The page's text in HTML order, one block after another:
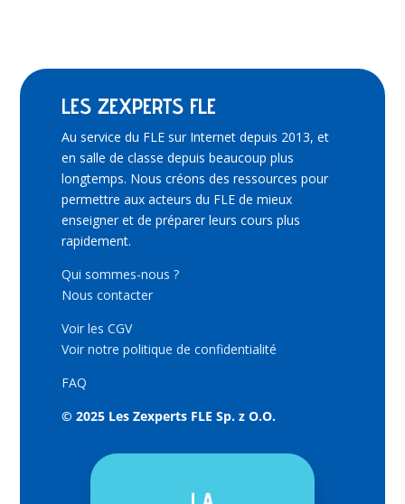
LES ZEXPERTS FLE
Au service du FLE sur Internet depuis 2013, et
en salle de classe depuis beaucoup plus
longtemps. Nous créons des ressources pour
permettre aux acteurs du FLE de mieux
enseigner et de préparer leurs cours plus
rapidement.
Qui sommes-nous ?
Nous contacter
Voir les CGV
Voir notre politique de confidentialité
FAQ
© 2025 Les Zexperts FLE Sp. z O.O.